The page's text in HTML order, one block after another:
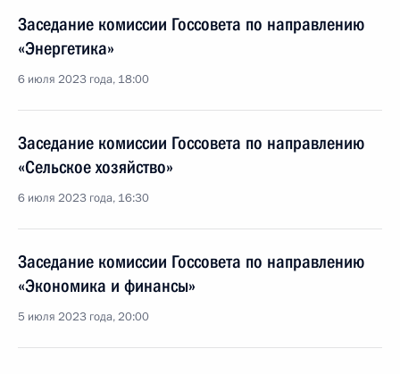
Заседание комиссии Госсовета по направлению
«Энергетика»
6 июля 2023 года, 18:00
Заседание комиссии Госсовета по направлению
«Сельское хозяйство»
6 июля 2023 года, 16:30
Заседание комиссии Госсовета по направлению
«Экономика и финансы»
5 июля 2023 года, 20:00